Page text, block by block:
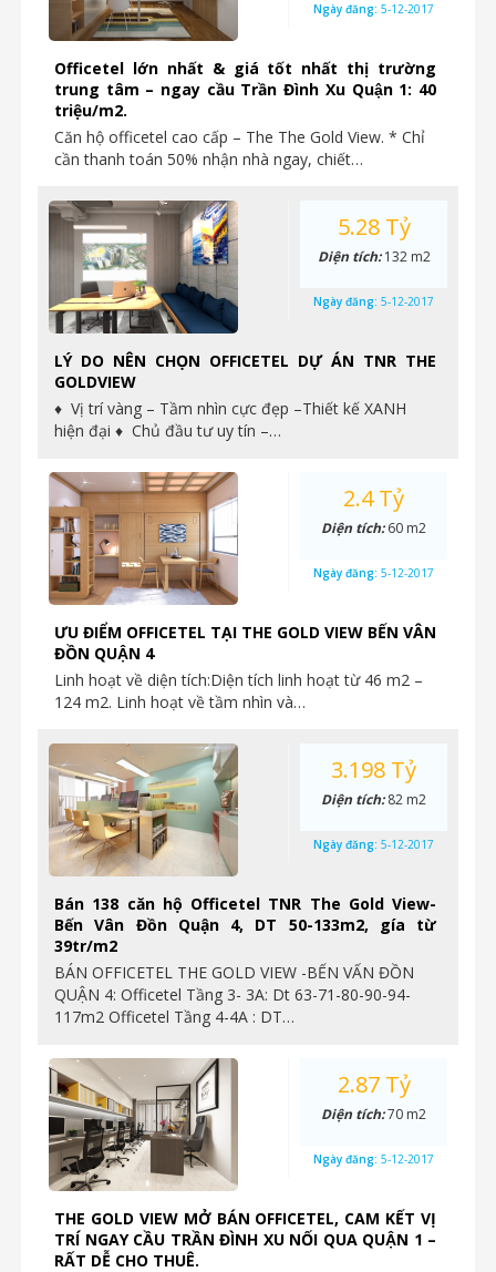
Officetel lớn nhất & giá tốt nhất thị trường
trung tâm – ngay cầu Trần Đình Xu Quận 1: 40
triệu/m2.
Căn hộ officetel cao cấp – The The Gold View. * Chỉ
cần thanh toán 50% nhận nhà ngay, chiết…
Ngày đăng: 5-12-2017
LÝ DO NÊN CHỌN OFFICETEL DỰ ÁN TNR THE
GOLDVIEW
♦ Vị trí vàng – Tầm nhìn cực đẹp –Thiết kế XANH
hiện đại ♦ Chủ đầu tư uy tín –…
5.28 Tỷ
Diện tích:132 m2
Ngày đăng: 5-12-2017
ƯU ĐIỂM OFFICETEL TẠI THE GOLD VIEW BẾN VÂN
ĐỒN QUẬN 4
Linh hoạt về diện tích:Diện tích linh hoạt từ 46 m2 –
124 m2. Linh hoạt về tầm nhìn và…
2.4 Tỷ
Diện tích:60 m2
Ngày đăng: 5-12-2017
Bán 138 căn hộ Officetel TNR The Gold View-
Bến Vân Đồn Quận 4, DT 50-133m2, gía từ
39tr/m2
BÁN OFFICETEL THE GOLD VIEW -BẾN VẤN ĐỒN
QUẬN 4: Officetel Tầng 3- 3A: Dt 63-71-80-90-94-
117m2 Officetel Tầng 4-4A : DT…
3.198 Tỷ
Diện tích:82 m2
Ngày đăng: 5-12-2017
THE GOLD VIEW MỞ BÁN OFFICETEL, CAM KẾT VỊ
TRÍ NGAY CẦU TRẦN ĐÌNH XU NỐI QUA QUẬN 1 –
RẤT DỄ CHO THUÊ.
2.87 Tỷ
Diện tích:70 m2
Ngày đăng: 5-12-2017